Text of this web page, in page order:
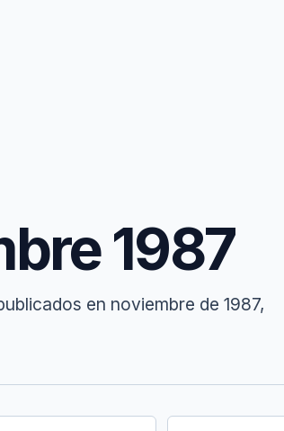
1987
en noviembre de 1987,